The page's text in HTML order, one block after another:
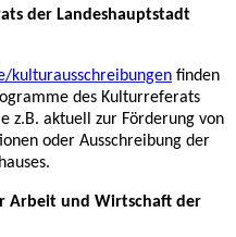
der Landeshauptstadt
kulturausschreibungen finden
des Kulturreferats
z.B. aktuell zur Förderung von
oder Ausschreibung der
Arbeit und Wirtschaft der